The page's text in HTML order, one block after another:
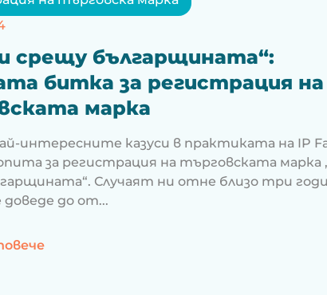
срещу българщината“:
битка за регистрация на
марка
интересните казуси в практиката на IP
за регистрация на търговската марка
Случаят ни отне близо три
доведе до от...
за „Карти срещу българщината“: